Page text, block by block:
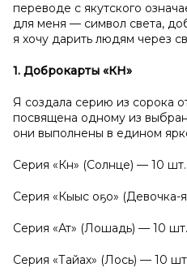
переводе с якутского
для меня — символ света,
я хочу дарить людям через
1. Доброкарты «КҮН»
Я создала серию из сорока
посвящена одному из
они выполнены в едином
Серия «Күн» (Солнце) — 10 шт.
Серия «Кыыс оҕо» (Девочка-
Серия «Ат» (Лошадь) — 10 шт.
Серия «Тайах» (Лось) — 10